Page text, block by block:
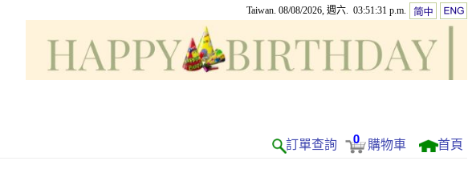
Taiwan. 08/08/2026, 週六. 03:51:31 p.m.
訂單查詢 0 購物車 首頁